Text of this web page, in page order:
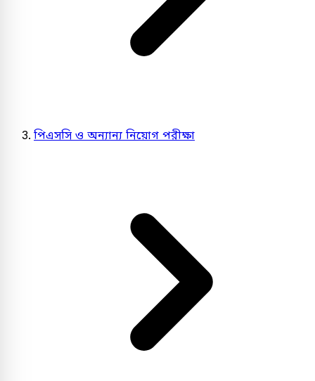
পিএসসি ও অন্যান্য নিয়োগ পরীক্ষা